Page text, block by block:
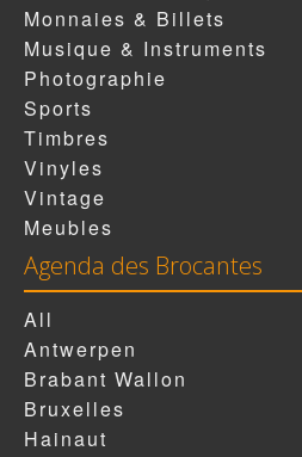
Monnaies & Billets
Musique & Instruments
Photographie
Sports
Timbres
Vinyles
Vintage
Meubles
Agenda des Brocantes
All
Antwerpen
Brabant Wallon
Bruxelles
Hainaut